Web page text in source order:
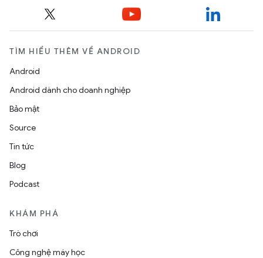
TÌM HIỂU THÊM VỀ ANDROID
Android
Android dành cho doanh nghiệp
Bảo mật
Source
Tin tức
Blog
Podcast
KHÁM PHÁ
Trò chơi
Công nghệ máy học